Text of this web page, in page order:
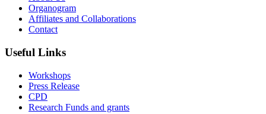
Organogram
Affiliates and Collaborations
Contact
Useful Links
Workshops
Press Release
CPD
Research Funds and grants